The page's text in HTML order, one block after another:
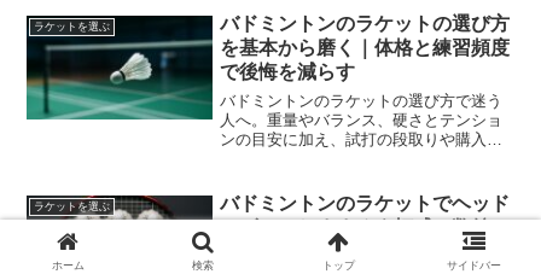
ラケットを選ぶ
バドミントンのラケットの選び方
を基本から磨く｜体格と練習頻度
で後悔を減らす
バドミントンのラケットの選び方で迷う
人へ。重量やバランス、硬さとテンショ
ンの目安に加え、試打の段取りや購入ル
ラケットを選ぶ
バドミントンのラケットでヘッド
ヘビーのおすすめ｜打感と数値で
無理なく選ぶ
ホーム 検索 トップ サイドバー